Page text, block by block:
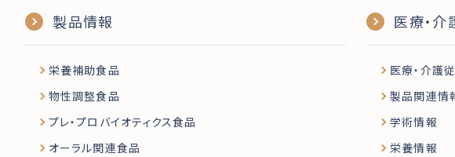
製品情報
栄養補助食品
物性調整食品
プレ・プロバイオティクス食品
オーラル関連食品
医療・
医療・介護
製品関連情
学術情報
栄養情報